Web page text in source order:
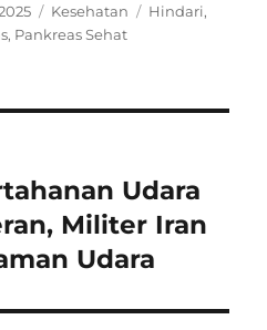
Categories
Kesehatan Tags
Hindari,
, Pankreas Sehat
Udara
Militer Iran
Udara